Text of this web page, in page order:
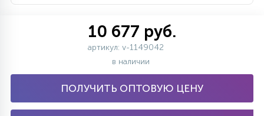
10 677 руб.
артикул: v-1149042
в наличии
ПОЛУЧИТЬ ОПТОВУЮ ЦЕНУ